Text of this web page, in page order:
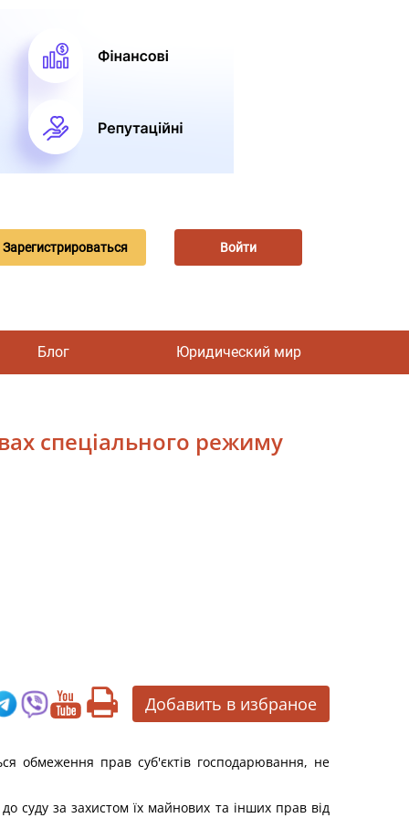
Зарегистрироваться Войти
Блог Юридический мир
спеціального режиму
Добавить в избраное
обмеження прав суб'єктів господарювання, не
суду за захистом їх майнових та інших прав від